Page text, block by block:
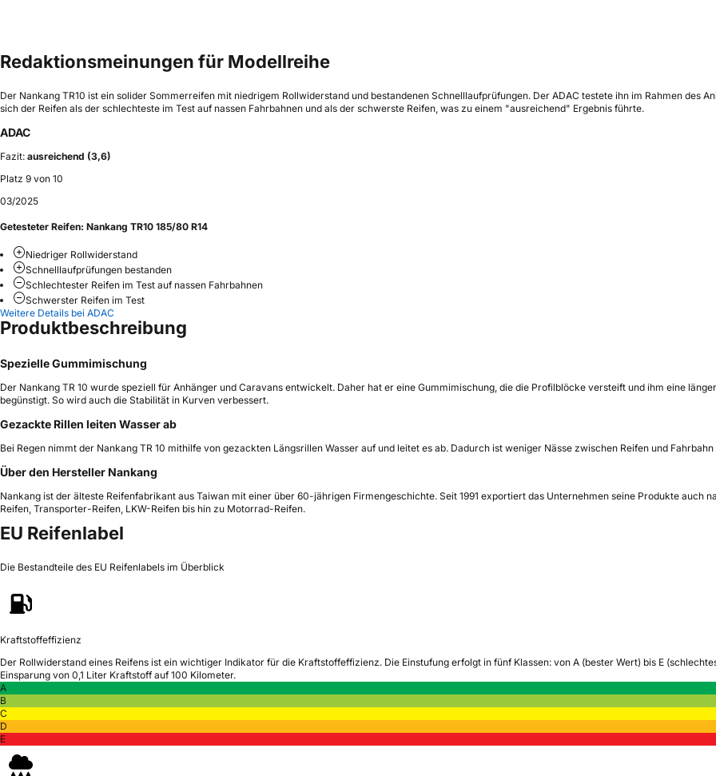
Redaktionsmeinungen für Modellreihe
Der Nankang TR10 ist ein solider Sommerreifen mit niedrigem Rollwiderstand und bestandenen Schnelllaufprüfungen. Der ADAC testete ihn im Rahmen des
sich der Reifen als der schlechteste im Test auf nassen Fahrbahnen und als der schwerste Reifen, was zu einem "ausreichend" Ergebnis führte.
ADAC
Fazit: ausreichend (3,6)
Platz 9 von 10
03/2025
Getesteter Reifen: Nankang TR10 185/80 R14
Niedriger Rollwiderstand
Schnelllaufprüfungen bestanden
Schlechtester Reifen im Test auf nassen Fahrbahnen
Schwerster Reifen im Test
Weitere Details bei ADAC
Produktbeschreibung
Spezielle Gummimischung
Der Nankang TR 10 wurde speziell für Anhänger und Caravans entwickelt. Daher hat er eine Gummimischung, die die Profilblöcke versteift und ihm eine
begünstigt. So wird auch die Stabilität in Kurven verbessert.
Gezackte Rillen leiten Wasser ab
Bei Regen nimmt der Nankang TR 10 mithilfe von gezackten Längsrillen Wasser auf und leitet es ab. Dadurch ist weniger Nässe zwischen Reifen und
Über den Hersteller Nankang
Nankang ist der älteste Reifenfabrikant aus Taiwan mit einer über 60-jährigen Firmengeschichte. Seit 1991 exportiert das Unternehmen seine Produkte auch
Reifen, Transporter-Reifen, LKW-Reifen bis hin zu Motorrad-Reifen.
EU Reifenlabel
Die Bestandteile des EU Reifenlabels im Überblick
Kraftstoffeffizienz
Der Rollwiderstand eines Reifens ist ein wichtiger Indikator für die Kraftstoffeffizienz. Die Einstufung erfolgt in fünf Klassen: von A (bester Wert) bis E
Einsparung von 0,1 Liter Kraftstoff auf 100 Kilometer.
A
B
C
D
E